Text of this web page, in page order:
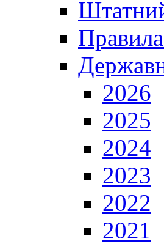
2026
2025
2024
2023
2022
2021